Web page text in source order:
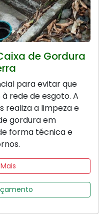
de Gordura
para evitar que
rede de esgoto. A
realiza a limpeza e
gordura em
forma técnica e